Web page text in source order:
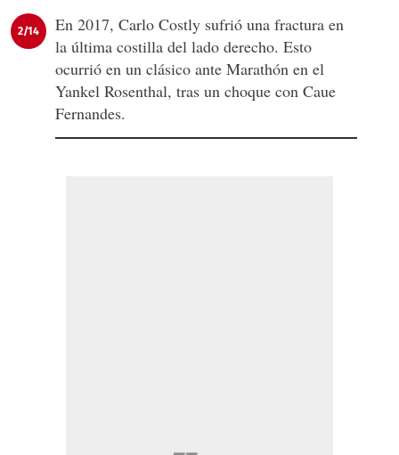
2/14
En 2017, Carlo Costly sufrió una fractura en
la última costilla del lado derecho. Esto
ocurrió en un clásico ante Marathón en el
Yankel Rosenthal, tras un choque con Caue
Fernandes.